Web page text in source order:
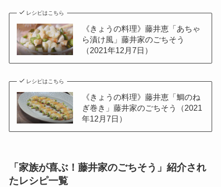
レシピはこちら
《きょうの料理》藤井恵「あちゃ
ら漬け風」藤井家のごちそう
（2021年12月7日）
レシピはこちら
《きょうの料理》藤井恵「鯛のね
ぎ巻き」藤井家のごちそう（2021
年12月7日）
「家族が喜ぶ！藤井家のごちそう」紹介され
たレシピ一覧